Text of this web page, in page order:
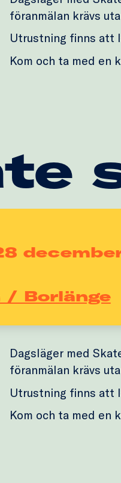
föranmälan krävs
Utrustning finns att
Kom och ta med en
/ Borlänge
Dagsläger med
föranmälan krävs
Utrustning finns att
Kom och ta med en